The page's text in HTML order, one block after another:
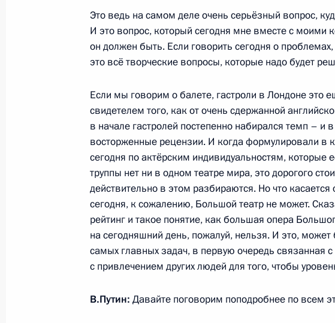
Приветствие участникам и гостям
музыкального фестиваля «Спасская башня»
1 сентября 2013 года, 20:00
О приёме документов на соискание премий
молодых деятелей культуры за 2013 год
1 сентября 2013 года, 13:30
Показать предыдущие
Встреча с военнослужащими Военно-
Это ведь на самом деле очень серьёзный вопрос,
И это вопрос, который сегодня мне вместе с моими
он должен быть. Если говорить сегодня о
это всё творческие вопросы, которые надо будет
Если мы говорим о балете, гастроли в Лондоне это
свидетелем того, как от очень сдержанной
в начале гастролей постепенно набирался темп – и
восторженные рецензии. И когда формулировали в
сегодня по актёрским индивидуальностям, которые
труппы нет ни в одном театре мира, это дорогого
действительно в этом разбираются. Но что
сегодня, к сожалению, Большой театр не может.
рейтинг и такое понятие, как большая опера
на сегодняшний день, пожалуй, нельзя. И это,
самых главных задач, в первую очередь связанная
с привлечением других людей для того, чтобы
В.Путин: Давайте поговорим поподробнее по всем